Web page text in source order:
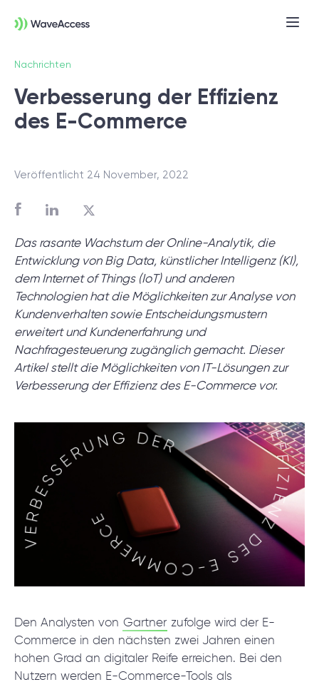
Nachrichten
Verbesserung der Effizienz
des E-Commerce
Veröffentlicht 24 November, 2022
Das rasante Wachstum der Online-Analytik, die
Entwicklung von Big Data, künstlicher Intelligenz (KI),
dem Internet of Things (IoT) und anderen
Technologien hat die Möglichkeiten zur Analyse von
Kundenverhalten sowie Entscheidungsmustern
erweitert und Kundenerfahrung und
Nachfragesteuerung zugänglich gemacht. Dieser
Artikel stellt die Möglichkeiten von IT-Lösungen zur
Verbesserung der Effizienz des E-Commerce vor.
Den Analysten von Gartner zufolge wird der E-
Commerce in den nächsten zwei Jahren einen
hohen Grad an digitaler Reife erreichen. Bei den
Nutzern werden E-Commerce-Tools als
Noch nicht sicher, was Sie
In einer Discovery-Session klären wir Ihre
Anforderungen, definieren Ziele und legen
das Fundament für ein erfolgreiches
Projektsetup.
DISCOVERY-SESSION STARTEN
Blog
+49 721 957 3177
© 2000 – 2026 WaveAccess, All Rights Reserved.
Datenschutzrichtlinie